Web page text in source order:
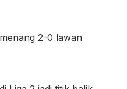
2-0 lawan